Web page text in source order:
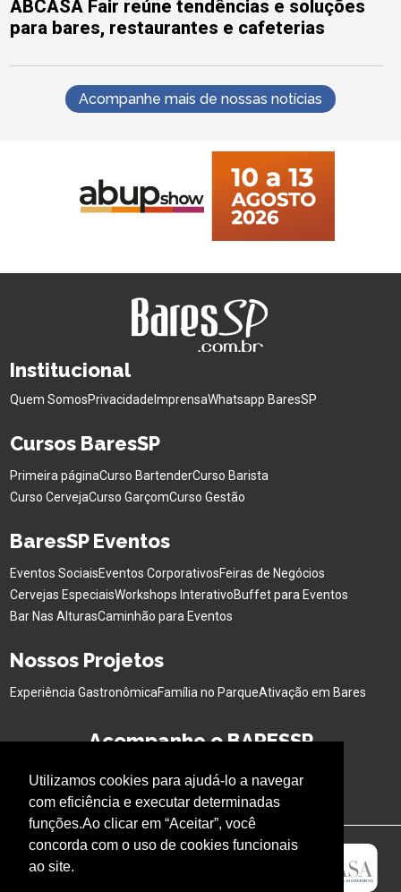
Utilizamos cookies para ajudá-lo a navegar
com eficiência e executar determinadas
funções.Ao clicar em “Aceitar”, você
concorda com o uso de cookies funcionais
ao site.
ABCASA Fair reúne tendências e soluções
para bares, restaurantes e cafeterias
Acompanhe mais de nossas notícias
Institucional
Quem SomosPrivacidade ImprensaWhatsapp BaresSP
Cursos BaresSP
Primeira páginaCurso BartenderCurso Barista
Curso CervejaCurso GarçomCurso Gestão
BaresSP Eventos
Eventos SociaisEventos CorporativosFeiras de Negócios
Cervejas EspeciaisWorkshops InterativoBuffet para Eventos
Bar Nas AlturasCaminhão para Eventos
Nossos Projetos
Experiência GastronômicaFamília no ParqueAtivação em Bares
Acompanhe o BARESSP